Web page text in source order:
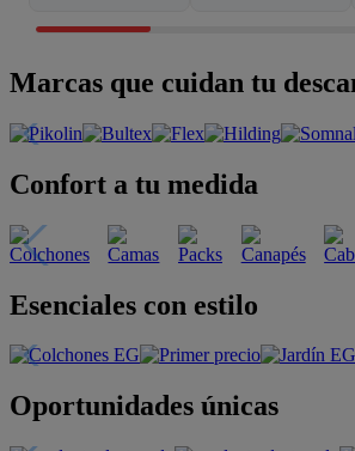
Marcas que cuidan tu
Confort a tu medida
Esenciales con estilo
Oportunidades únicas